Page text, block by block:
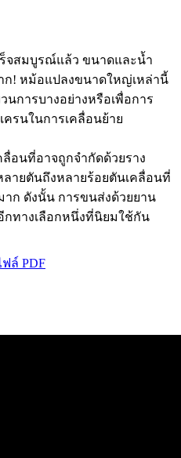
จสมบูรณ์แล้ว ขนาดและน้ำ
! หม้อแปลงขนาดใหญ่เหล่านี้
นการบางอย่างหรือเพื่อการ
ครนในการเคลื่อนย้าย
อนที่อาจถูกจำกัดด้วยราง
ายตันถึงหลายร้อยตันเคลื่อนที่
ก ดังนั้น การขนส่งด้วยยาน
กทางเลือกหนึ่งที่นิยมใช้กัน
ล์ PDF